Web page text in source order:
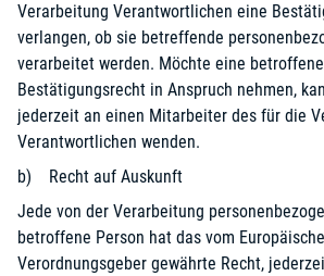
Verarbeitung Verantwortlichen eine
verlangen, ob sie betreffende
verarbeitet werden. Möchte eine
Bestätigungsrecht in Anspruch nehmen,
jederzeit an einen Mitarbeiter des für die
Verantwortlichen wenden.
b) Recht auf Auskunft
Jede von der Verarbeitung
betroffene Person hat das vom
Verordnungsgeber gewährte Recht,